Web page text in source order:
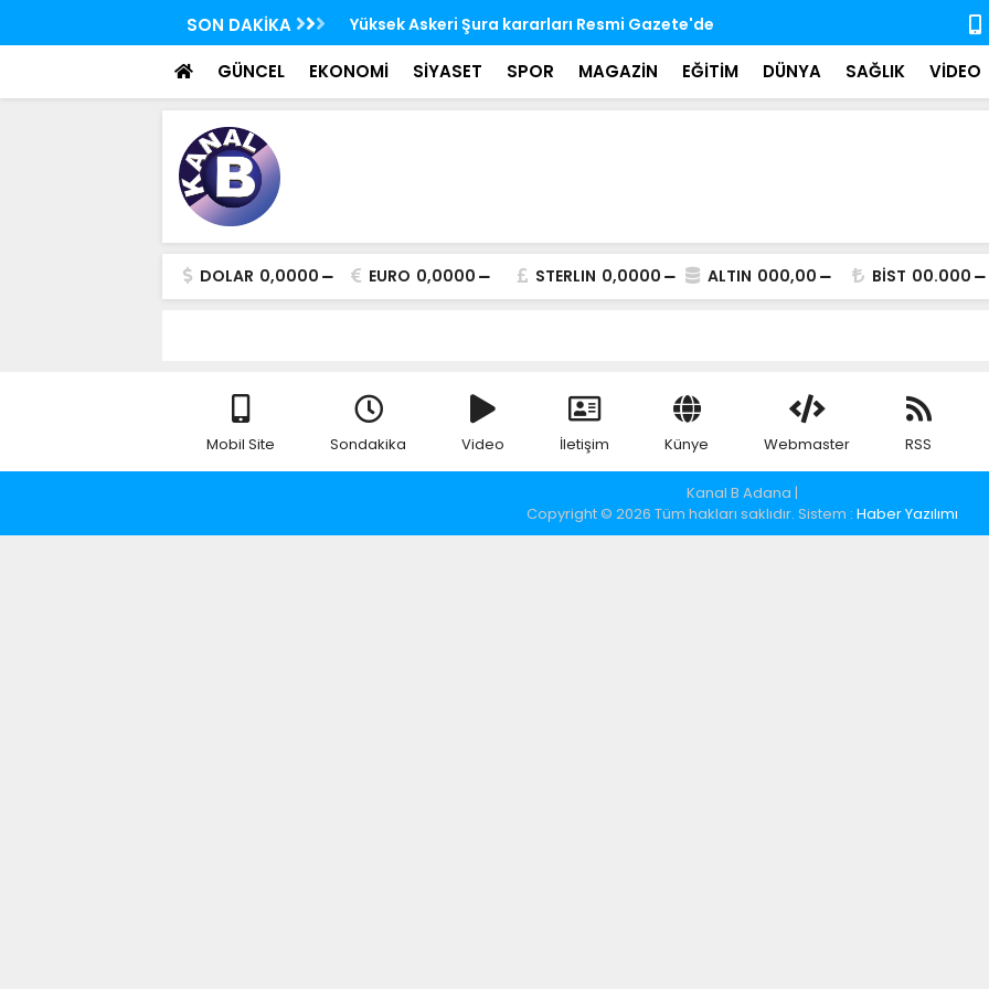
SON DAKİKA Yüksek Askeri Şura kararları Resmi Gazete'de
YENİ
lira
GÜNCEL EKONOMİ SİYASET SPOR MAGAZİN EĞİTİM DÜNYA SAĞLIK VİDEO
DOLAR 0,0000 EURO 0,0000 STERLIN 0,0000 ALTIN 000,00 BİST 00.000
Mobil Site Sondakika Video İletişim Künye Webmaster RSS
Kanal B Adana |
Copyright © 2026 Tüm hakları saklıdır. Sistem : Haber Yazılımı